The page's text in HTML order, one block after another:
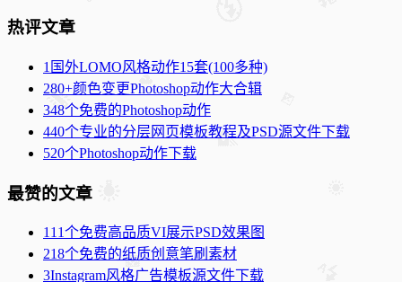
热评文章
1 国外LOMO风格动作15套(100多种)
280+颜色变更Photoshop动作大合辑
348个免费的Photoshop动作
440个专业的分层网页模板教程及PSD源文件下载
520个Photoshop动作下载
最赞的文章
1 11个免费高品质VI展示PSD效果图
218个免费的纸质创意笔刷素材
3Instagram风格广告模板源文件下载